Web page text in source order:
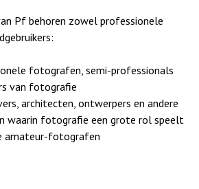
Pf behoren zowel professionele
fotografen, semi-professionals
van fotografie
architecten, ontwerpers en andere
waarin fotografie een grote rol speelt
amateur-fotografen